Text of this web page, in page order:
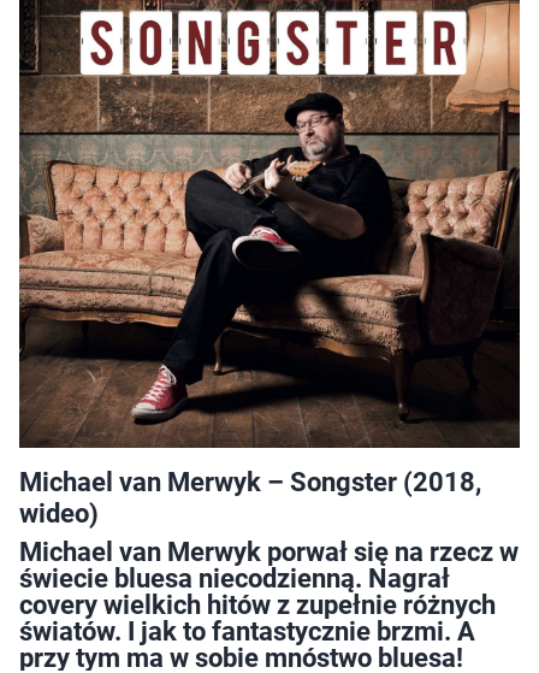
Michael van Merwyk – Songster (2018,
wideo)
Michael van Merwyk porwał się na rzecz w
świecie bluesa niecodzienną. Nagrał
covery wielkich hitów z zupełnie różnych
światów. I jak to fantastycznie brzmi. A
przy tym ma w sobie mnóstwo bluesa!